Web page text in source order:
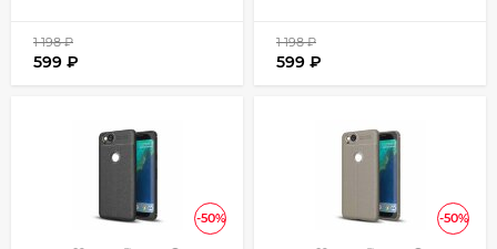
1 198₽
599 ₽
1 198₽
599 ₽
-50% -50%